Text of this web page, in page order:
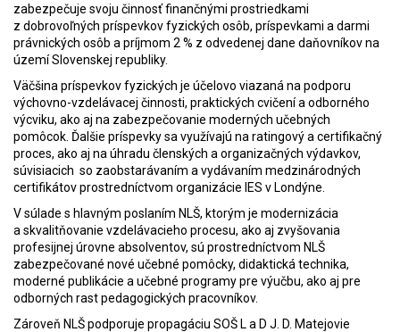
zabezpečuje svoju činnosť finančnými prostriedkami
z dobrovoľných príspevkov fyzických osôb, príspevkami a darmi
právnických osôb a príjmom 2 % z odvedenej dane daňovníkov na
území Slovenskej republiky.
Väčšina príspevkov fyzických je účelovo viazaná na podporu
výchovno-vzdelávacej činnosti, praktických cvičení a odborného
výcviku, ako aj na zabezpečovanie moderných učebných
pomôcok. Ďalšie príspevky sa využívajú na ratingový a certifikačný
proces, ako aj na úhradu členských a organizačných výdavkov,
súvisiacich so zaobstarávaním a vydávaním medzinárodných
certifikátov prostredníctvom organizácie IES v Londýne.
V súlade s hlavným poslaním NLŠ, ktorým je modernizácia
a skvalitňovanie vzdelávacieho procesu, ako aj zvyšovania
profesijnej úrovne absolventov, sú prostredníctvom NLŠ
zabezpečované nové učebné pomôcky, didaktická technika,
moderné publikácie a učebné programy pre výučbu, ako aj pre
odborných rast pedagogických pracovníkov.
Zároveň NLŠ podporuje propagáciu SOŠ L a D J. D. Matejovie